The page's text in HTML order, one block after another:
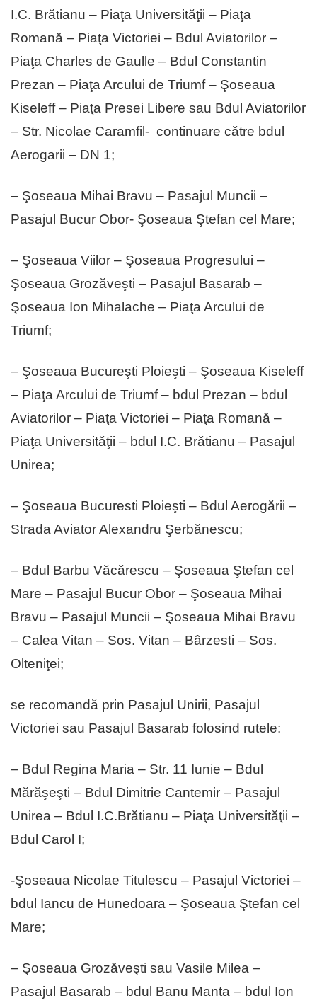
I.C. Brătianu – Piaţa Universităţii – Piaţa
Romană – Piaţa Victoriei – Bdul Aviatorilor –
Piaţa Charles de Gaulle – Bdul Constantin
Prezan – Piaţa Arcului de Triumf – Şoseaua
Kiseleff – Piaţa Presei Libere sau Bdul Aviatorilor
– Str. Nicolae Caramfil- continuare către bdul
Aerogarii – DN 1;
– Şoseaua Mihai Bravu – Pasajul Muncii –
Pasajul Bucur Obor- Şoseaua Ştefan cel Mare;
– Şoseaua Viilor – Şoseaua Progresului –
Şoseaua Grozăveşti – Pasajul Basarab –
Şoseaua Ion Mihalache – Piaţa Arcului de
Triumf;
– Şoseaua Bucureşti Ploieşti – Şoseaua Kiseleff
– Piaţa Arcului de Triumf – bdul Prezan – bdul
Aviatorilor – Piaţa Victoriei – Piaţa Romană –
Piaţa Universităţii – bdul I.C. Brătianu – Pasajul
Unirea;
– Şoseaua Bucuresti Ploieşti – Bdul Aerogării –
Strada Aviator Alexandru Şerbănescu;
– Bdul Barbu Văcărescu – Şoseaua Ştefan cel
Mare – Pasajul Bucur Obor – Şoseaua Mihai
Bravu – Pasajul Muncii – Şoseaua Mihai Bravu
– Calea Vitan – Sos. Vitan – Bârzesti – Sos.
Olteniţei;
se recomandă prin Pasajul Unirii, Pasajul
Victoriei sau Pasajul Basarab folosind rutele:
– Bdul Regina Maria – Str. 11 Iunie – Bdul
Mărăşeşti – Bdul Dimitrie Cantemir – Pasajul
Unirea – Bdul I.C.Brătianu – Piaţa Universităţii –
Bdul Carol I;
-Şoseaua Nicolae Titulescu – Pasajul Victoriei –
bdul Iancu de Hunedoara – Şoseaua Ştefan cel
Mare;
– Şoseaua Grozăveşti sau Vasile Milea –
Pasajul Basarab – bdul Banu Manta – bdul Ion